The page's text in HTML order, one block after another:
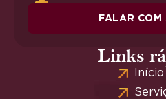
FALAR COM
Links
Início